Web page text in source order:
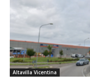
Altavilla Vicentina